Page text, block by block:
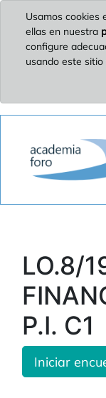
Usamos cookies
ellas en nuestra
configure
usando este
LO.8/
P.I. C1
Iniciar